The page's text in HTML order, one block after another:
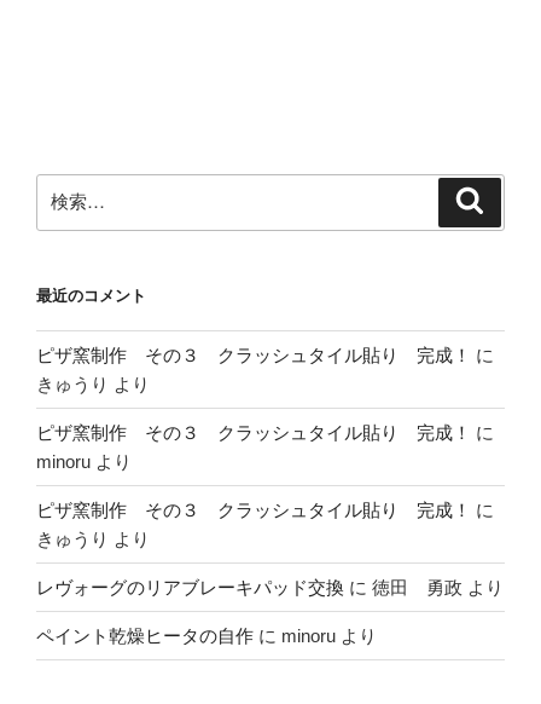
索:
最近のコメント
ピザ窯制作 その３ クラッシュタイル貼り 完成！
に
きゅうり より
ピザ窯制作 その３ クラッシュタイル貼り 完成！
に
minoru より
ピザ窯制作 その３ クラッシュタイル貼り 完成！
に
きゅうり より
レヴォーグのリアブレーキパッド交換 に 徳田 勇政 より
ペイント乾燥ヒータの自作 に minoru より